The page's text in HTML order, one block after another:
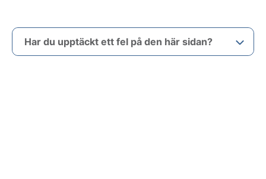
Har du upptäckt ett fel på den här sidan?